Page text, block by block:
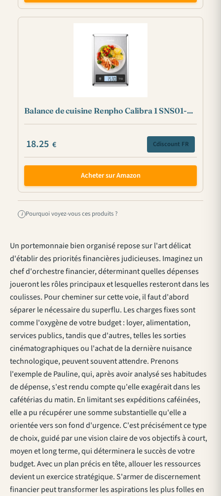
Balance de cuisine Renpho Calibra 1 SNS01-...
18.25 € Cdiscount FR
Acheter sur Amazon
i Pourquoi voyez-vous ces produits ?
Un portemonnaie bien organisé repose sur l'art délicat
d'établir des priorités financières judicieuses. Imaginez un
chef d'orchestre financier, déterminant quelles dépenses
joueront les rôles principaux et lesquelles resteront dans les
coulisses. Pour cheminer sur cette voie, il faut d'abord
séparer le nécessaire du superflu. Les charges fixes sont
comme l'oxygène de votre budget : loyer, alimentation,
services publics, tandis que d'autres, telles les sorties
cinématographiques ou l'achat de la dernière nuisance
technologique, peuvent souvent attendre. Prenons
l'exemple de Pauline, qui, après avoir analysé ses habitudes
de dépense, s'est rendu compte qu'elle exagérait dans les
cafétérias du matin. En limitant ses expéditions caféinées,
elle a pu récupérer une somme substantielle qu'elle a
orientée vers son fond d'urgence. C'est précisément ce type
de choix, guidé par une vision claire de vos objectifs à court,
moyen et long terme, qui déterminera le succès de votre
budget. Avec un plan précis en tête, allouer les ressources
devient un exercice stratégique. S'armer de discernement
financier peut transformer les aspirations les plus folles en